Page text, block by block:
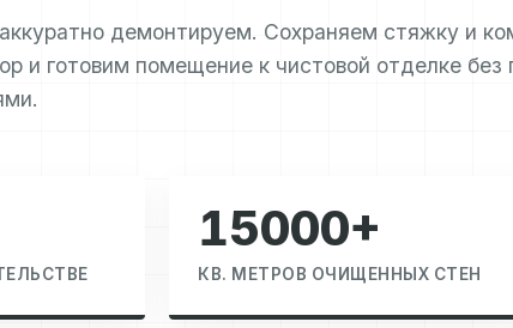
демонтируем. Сохраняем стяжку и
и готовим помещение к чистовой отделке без
15000+
КВ. МЕТРОВ ОЧИЩЕННЫХ СТЕН